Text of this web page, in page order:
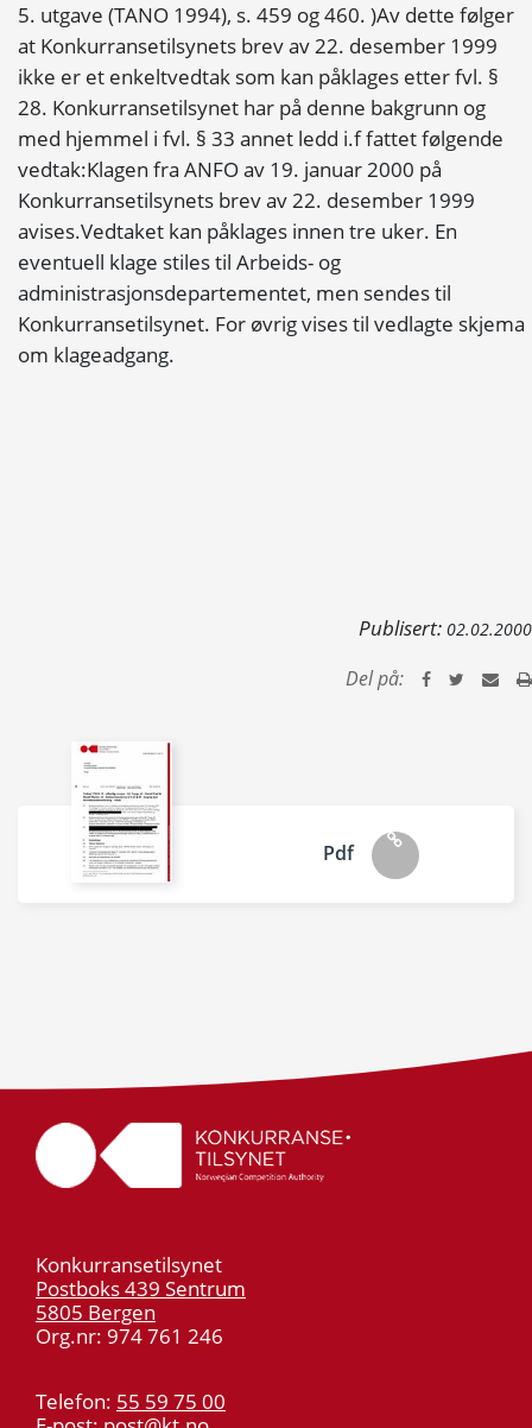
5. utgave (TANO 1994), s. 459 og 460. )Av dette følger
at Konkurransetilsynets brev av 22. desember 1999
ikke er et enkeltvedtak som kan påklages etter fvl. §
28. Konkurransetilsynet har på denne bakgrunn og
med hjemmel i fvl. § 33 annet ledd i.f fattet følgende
vedtak:Klagen fra ANFO av 19. januar 2000 på
Konkurransetilsynets brev av 22. desember 1999
avises.Vedtaket kan påklages innen tre uker. En
eventuell klage stiles til Arbeids- og
administrasjonsdepartementet, men sendes til
Konkurransetilsynet. For øvrig vises til vedlagte skjema
om klageadgang.
Publisert: 02.02.2000
Del på:
Pdf
Konkurransetilsynet
Postboks 439 Sentrum
5805 Bergen
Org.nr: 974 761 246
Telefon: 55 59 75 00